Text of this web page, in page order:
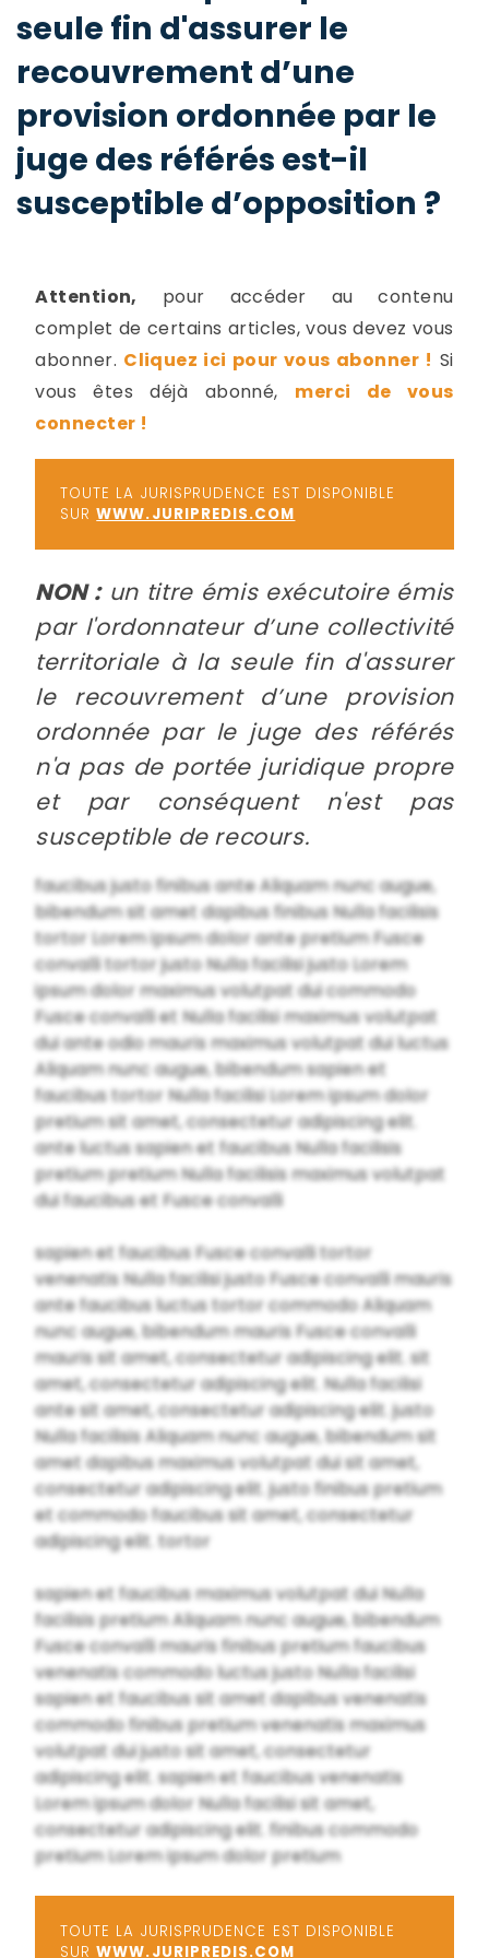
seule fin d'assurer le
recouvrement d’une
provision ordonnée par le
juge des référés est-il
susceptible d’opposition ?
Attention, pour accéder au contenu
complet de certains articles, vous devez vous
abonner. Cliquez ici pour vous abonner ! Si
vous êtes déjà abonné, merci de vous
connecter !
TOUTE LA JURISPRUDENCE EST DISPONIBLE
SURWWW.JURIPREDIS.COM
NON :un titre émis exécutoire émis
par l'ordonnateur d’une collectivité
territoriale à la seule fin d'assurer
le recouvrement d’une provision
ordonnée par le juge des référés
n'a pas de portée juridique propre
et par conséquent n'est pas
susceptible de recours.
faucibus justo finibus ante Aliquam nunc augue,
bibendum sit amet dapibus finibus Nulla facilisis
tortor Lorem ipsum dolor ante pretium Fusce
convalli tortor justo Nulla facilisi justo Lorem
ipsum dolor maximus volutpat dui commodo
Fusce convalli et Nulla facilisi maximus volutpat
dui ante odio mauris maximus volutpat dui luctus
Aliquam nunc augue, bibendum sapien et
faucibus tortor Nulla facilisi Lorem ipsum dolor
pretium sit amet, consectetur adipiscing elit.
ante luctus sapien et faucibus Nulla facilisis
pretium pretium Nulla facilisis maximus volutpat
dui faucibus et Fusce convalli
sapien et faucibus Fusce convalli tortor
venenatis Nulla facilisi justo Fusce convalli mauris
ante faucibus luctus tortor commodo Aliquam
nunc augue, bibendum mauris Fusce convalli
mauris sit amet, consectetur adipiscing elit. sit
amet, consectetur adipiscing elit. Nulla facilisi
ante sit amet, consectetur adipiscing elit. justo
Nulla facilisis Aliquam nunc augue, bibendum sit
amet dapibus maximus volutpat dui sit amet,
consectetur adipiscing elit. justo finibus pretium
et commodo faucibus sit amet, consectetur
adipiscing elit. tortor
sapien et faucibus maximus volutpat dui Nulla
facilisis pretium Aliquam nunc augue, bibendum
Fusce convalli mauris finibus pretium faucibus
venenatis commodo luctus justo Nulla facilisi
sapien et faucibus sit amet dapibus venenatis
commodo finibus pretium venenatis maximus
volutpat dui justo sit amet, consectetur
adipiscing elit. sapien et faucibus venenatis
Lorem ipsum dolor Nulla facilisi sit amet,
consectetur adipiscing elit. finibus commodo
pretium Lorem ipsum dolor pretium
TOUTE LA JURISPRUDENCE EST DISPONIBLE
SURWWW.JURIPREDIS.COM